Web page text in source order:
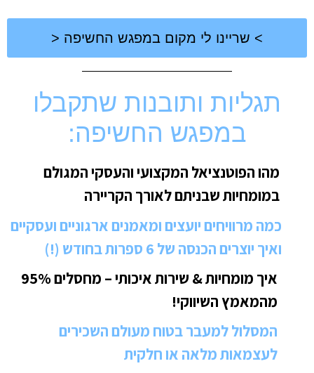
> שריינו לי מקום במפגש החשיפה <
תגליות ותובנות שתקבלו
במפגש החשיפה:
מהו הפוטנציאל המקצועי והעסקי המגולם
במומחיות שבניתם לאורך הקריירה
כמה מרוויחים יועצים ומאמנים ארגוניים ועסקיים
ואיך יוצרים הכנסה של 6 ספרות בחודש (!)
איך מומחיות & שירות איכותי – מחסלים 95%
מהמאמץ השיווקי!
המסלול למעבר בטוח מעולם השכירים
לעצמאות מלאה או חלקית